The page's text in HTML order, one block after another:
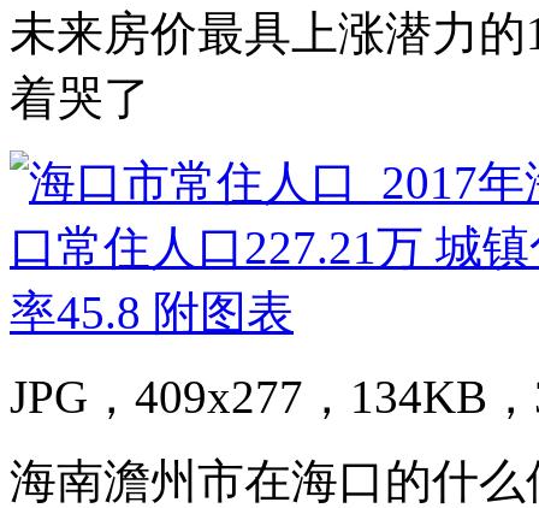
未来房价最具上涨潜力
着哭了
JPG，409x277，134KB
海南澹州市在海口的什么